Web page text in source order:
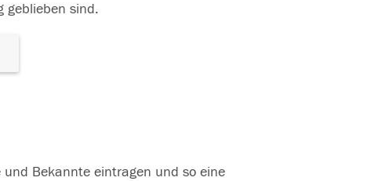
geblieben sind.
Bekannte eintragen und so eine